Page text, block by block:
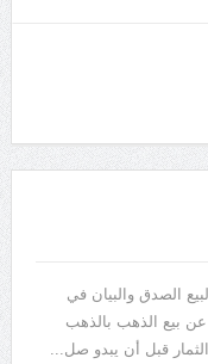
الصدق والبيان في
عن بيع الذهب بالذهب
قبل أن يبدو صل...